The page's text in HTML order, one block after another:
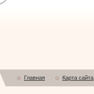
Главная Карта сайта